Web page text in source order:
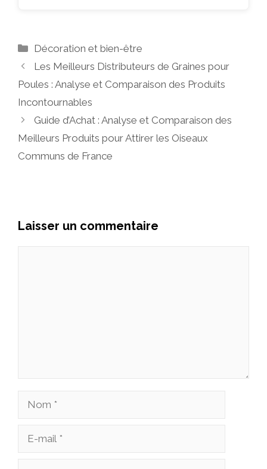
Catégories
Décoration et bien-être
Les Meilleurs Distributeurs de Graines pour
Poules : Analyse et Comparaison des Produits
Incontournables
Guide d’Achat : Analyse et Comparaison des
Meilleurs Produits pour Attirer les Oiseaux
Communs de France
Laisser un commentaire
Nom